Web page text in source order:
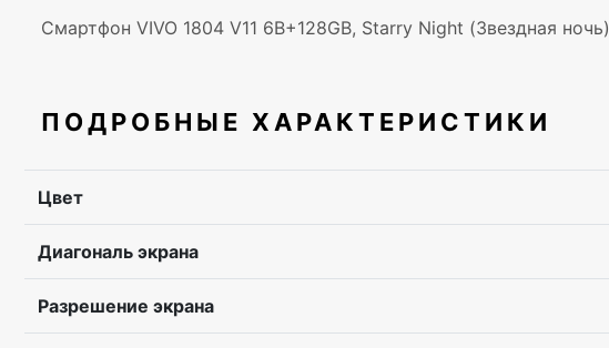
Смартфон VIVO 1804 V11 6B+128GB, Starry Night (Звездная ночь)
ПОДРОБНЫЕ ХАРАКТЕРИСТИКИ
Цвет
Диагональ экрана
Разрешение экрана